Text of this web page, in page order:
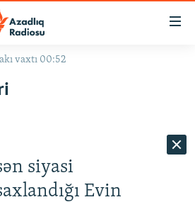
vaxtı 00:52
siyasi
Evin